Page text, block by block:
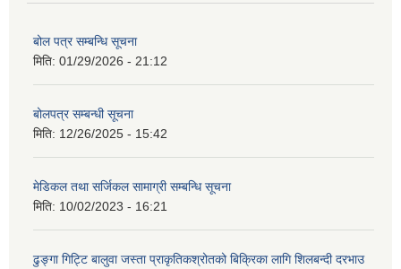
बोल पत्र सम्बन्धि सूचना
मिति: 01/29/2026 - 21:12
बोलपत्र सम्बन्धी सूचना
मिति: 12/26/2025 - 15:42
मेडिकल तथा सर्जिकल सामाग्री सम्बन्धि सूचना
मिति: 10/02/2023 - 16:21
ढुङ्गा गिट्टि बालुवा जस्ता प्राकृतिकश्रोतको बिक्रिका लागि शिलबन्दी दरभाउ